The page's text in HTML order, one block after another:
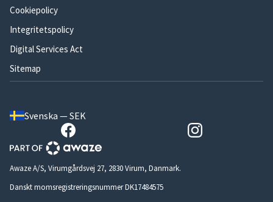
Cookiepolicy
Integritetspolicy
Digital Services Act
Sitemap
Svenska — SEK
Awaze A/S, Virumgårdsvej 27, 2830 Virum, Danmark.
Danskt momsregistreringsnummer DK17484575